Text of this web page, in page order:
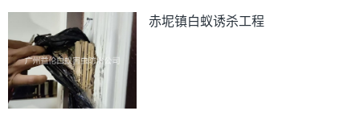
赤坭镇白蚁诱杀工程